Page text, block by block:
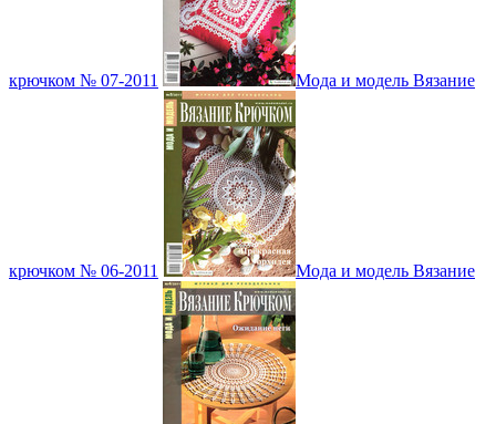
крючком № 07-2011 Мода и модель Вязание
крючком № 06-2011 Мода и модель Вязание